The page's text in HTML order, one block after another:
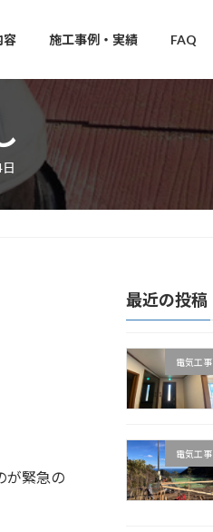
容 施工事例・実績 FAQ
が緊急の
最近の投稿
電気工事
電気工事